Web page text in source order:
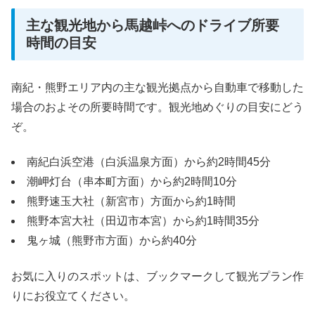
主な観光地から馬越峠へのドライブ所要
時間の目安
南紀・熊野エリア内の主な観光拠点から自動車で移動した
場合のおよその所要時間です。観光地めぐりの目安にどう
ぞ。
南紀白浜空港（白浜温泉方面）から約2時間45分
潮岬灯台（串本町方面）から約2時間10分
熊野速玉大社（新宮市）方面から約1時間
熊野本宮大社（田辺市本宮）から約1時間35分
鬼ヶ城（熊野市方面）から約40分
お気に入りのスポットは、ブックマークして観光プラン作
りにお役立てください。